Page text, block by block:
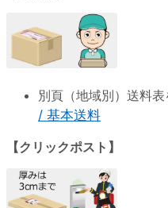
別頁（地域別）送料
/ 基本送料
【クリックポスト】